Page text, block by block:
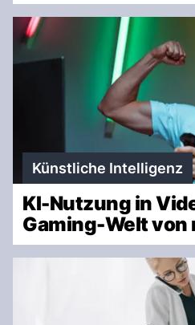
Künstliche Intelligenz
KI-Nutzung in
Gaming-Welt von